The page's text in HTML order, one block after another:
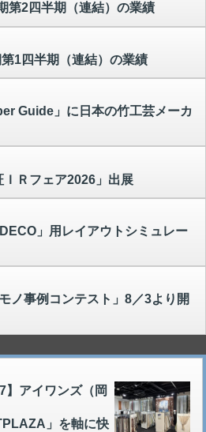
2四半期（連結）の業績
1四半期（連結）の業績
Guide」に日本の竹工芸メーカ
Ｒフェア2026」出展
」用レイアウトシミュレー
ノ事例コンテスト」8／3より開
】アイワンズ（岡
」を軸に快